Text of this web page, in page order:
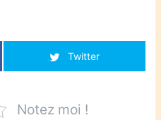
Twitter
Notez moi !